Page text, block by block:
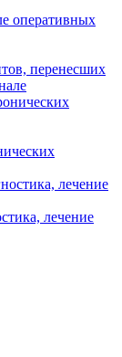
перенесших
лечение